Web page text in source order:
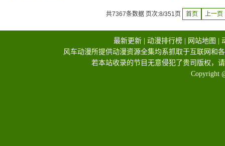
共7367条数据 页次:8/351页 首页 上一页
最新更新 动漫排行榜 网站地图
风车动漫所提供动漫资源全集均系抓取于互联网和
若本站收录的节目无意侵犯了贵司版权，
Copyright